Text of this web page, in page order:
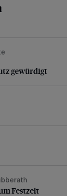
gewürdigt
Festzelt
Festzelt